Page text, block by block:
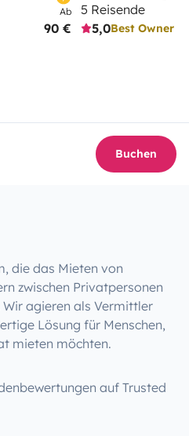
Ab
90 €
5 Reisende
5,0Best Owner
Buchen
die das Mieten von
zwischen Privatpersonen
agieren als Vermittler
Lösung für Menschen,
mieten möchten.
auf Trusted